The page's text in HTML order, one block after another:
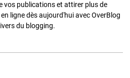
vos publications et attirer plus de
ligne dès aujourd'hui avec OverBlog
du blogging.